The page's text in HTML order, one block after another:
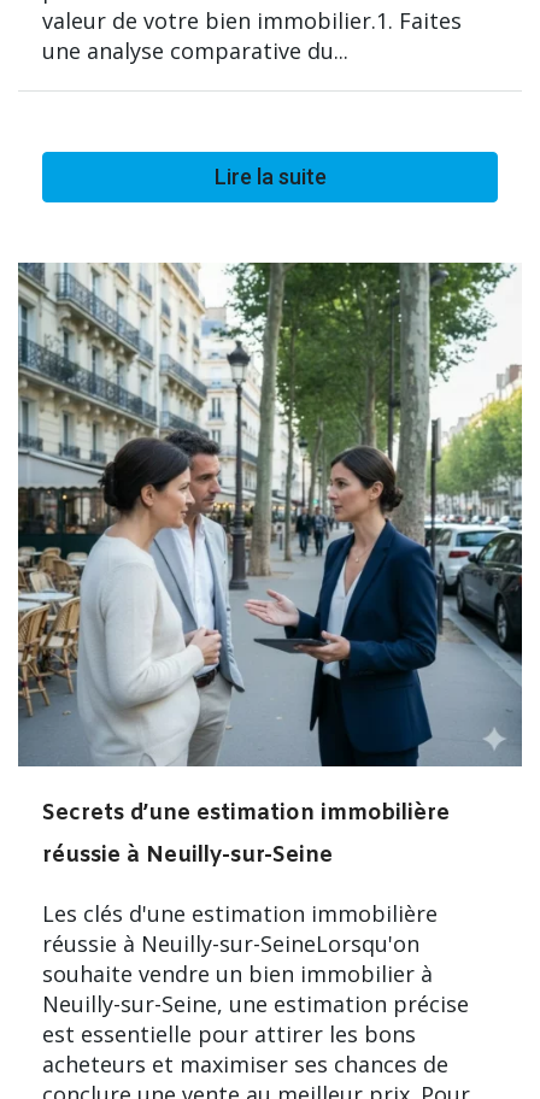
valeur de votre bien immobilier.1. Faites
une analyse comparative du...
Lire la suite
Secrets d’une estimation immobilière
réussie à Neuilly-sur-Seine
Les clés d'une estimation immobilière
réussie à Neuilly-sur-SeineLorsqu'on
souhaite vendre un bien immobilier à
Neuilly-sur-Seine, une estimation précise
est essentielle pour attirer les bons
acheteurs et maximiser ses chances de